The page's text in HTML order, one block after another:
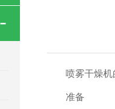
喷雾干燥
准备